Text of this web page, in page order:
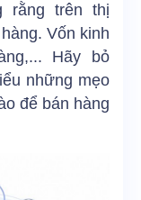
rằng trên thị
Vốn kinh
Hãy bỏ
những mẹo
để bán hàng